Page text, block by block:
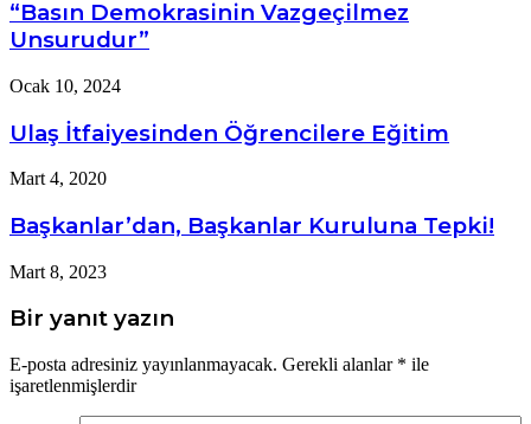
“Basın Demokrasinin Vazgeçilmez
Unsurudur”
Ocak 10, 2024
Ulaş İtfaiyesinden Öğrencilere Eğitim
Mart 4, 2020
Başkanlar’dan, Başkanlar Kuruluna Tepki!
Mart 8, 2023
Bir yanıt yazın
E-posta adresiniz yayınlanmayacak. Gerekli alanlar * ile
işaretlenmişlerdir